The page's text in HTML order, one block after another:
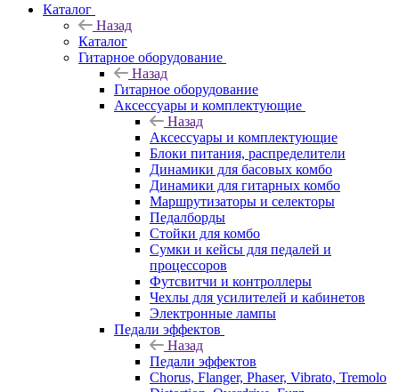
Каталог
Назад
Каталог
Гитарное оборудование
Назад
Гитарное оборудование
Аксессуары и комплектующие
Назад
Аксессуары и комплектующие
Блоки питания, распределители
Динамики для басовых комбо
Динамики для гитарных комбо
Маршрутизаторы и селекторы
Педалборды
Стойки для комбо
Сумки и кейсы для педалей и
процессоров
Футсвитчи и контроллеры
Чехлы для усилителей и кабинетов
Электронные лампы
Педали эффектов
Назад
Педали эффектов
Chorus, Flanger, Phaser, Vibrato, Tremolo